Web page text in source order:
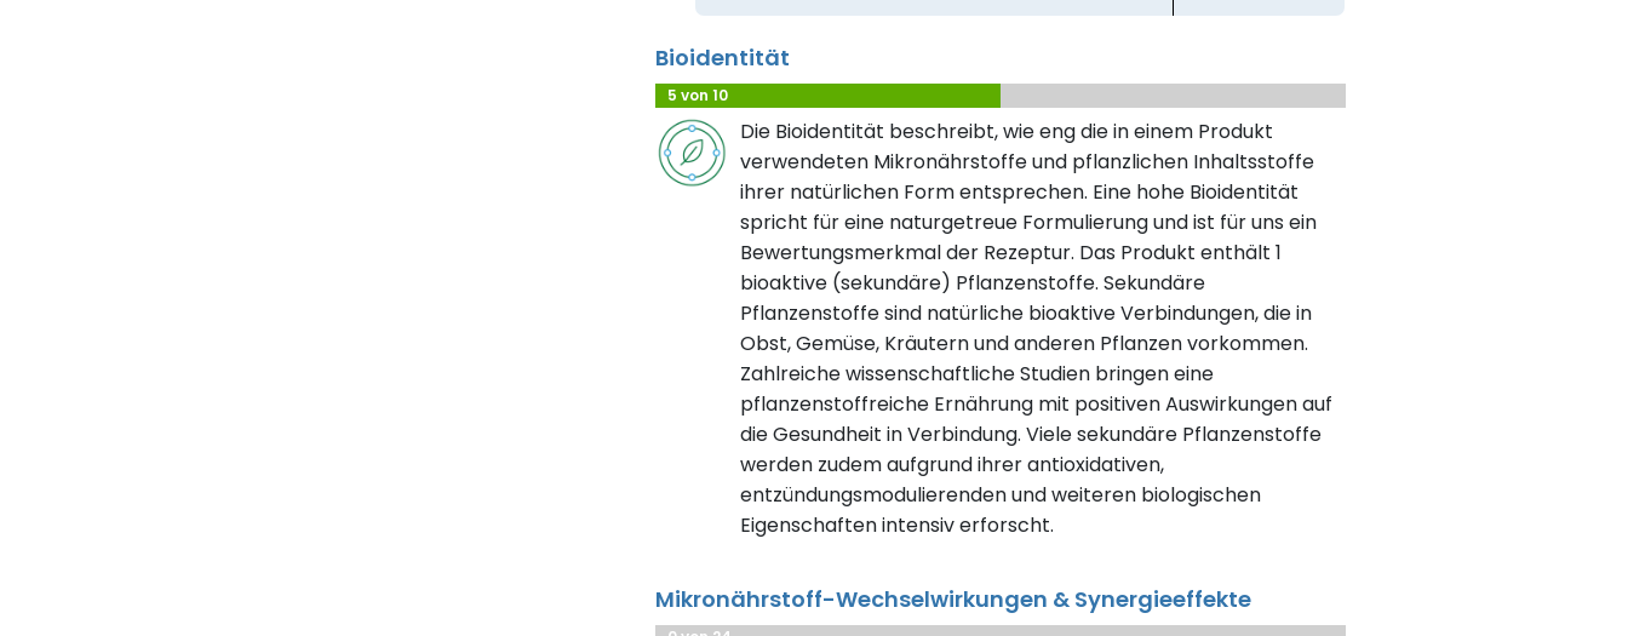
Bioidentität
5 von 10
Die Bioidentität beschreibt, wie eng die in einem Produkt
verwendeten Mikronährstoffe und pflanzlichen Inhaltsstoffe
ihrer natürlichen Form entsprechen. Eine hohe Bioidentität
spricht für eine naturgetreue Formulierung und ist für uns ein
Bewertungsmerkmal der Rezeptur. Das Produkt enthält 1
bioaktive (sekundäre) Pflanzenstoffe. Sekundäre
Pflanzenstoffe sind natürliche bioaktive Verbindungen, die in
Obst, Gemüse, Kräutern und anderen Pflanzen vorkommen.
Zahlreiche wissenschaftliche Studien bringen eine
pflanzenstoffreiche Ernährung mit positiven Auswirkungen auf
die Gesundheit in Verbindung. Viele sekundäre Pflanzenstoffe
werden zudem aufgrund ihrer antioxidativen,
entzündungsmodulierenden und weiteren biologischen
Eigenschaften intensiv erforscht.
Mikronährstoff-Wechselwirkungen & Synergieeffekte